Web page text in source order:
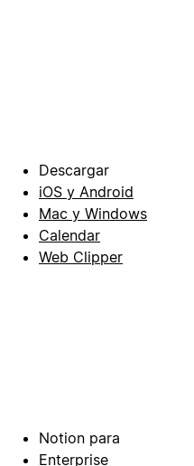
Descargar
iOS y Android
Mac y Windows
Calendar
Web Clipper
Notion para
Enterprise